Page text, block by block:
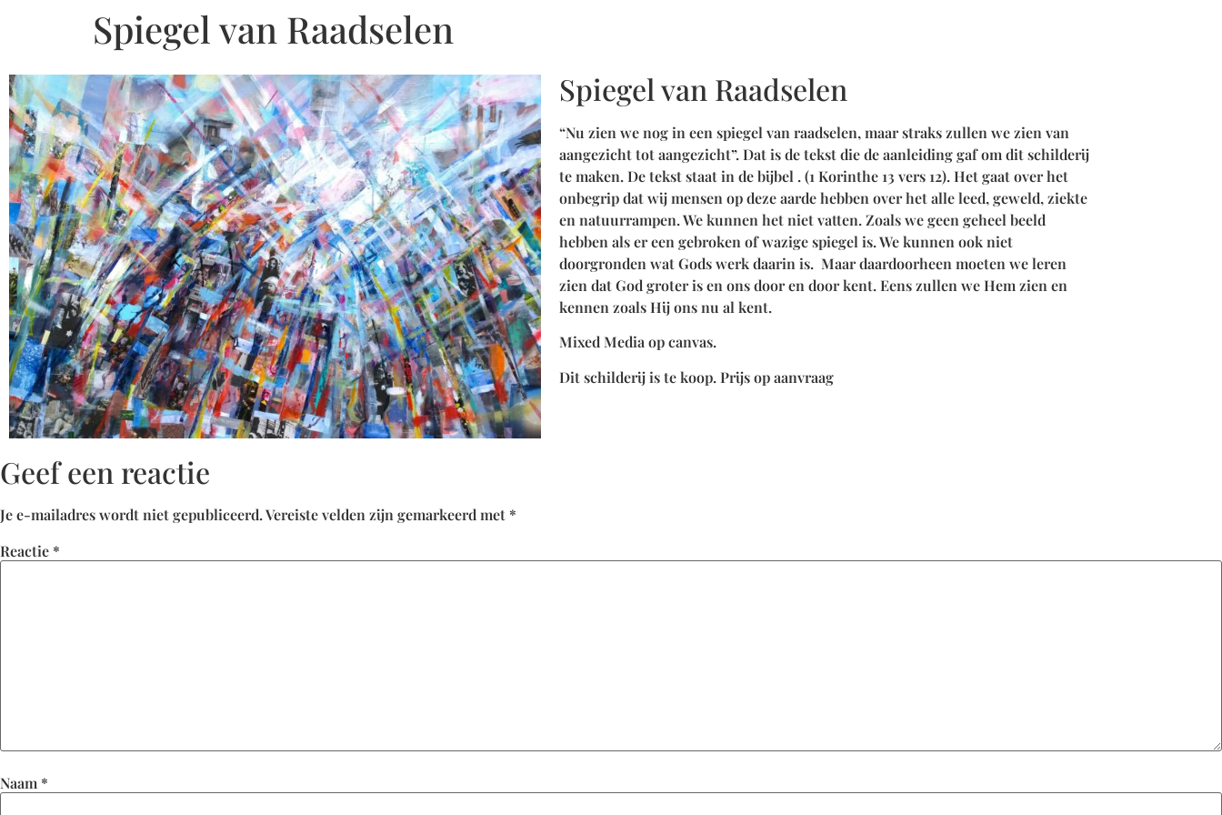
Spiegel van Raadselen
Spiegel van Raadselen
“Nu zien we nog in een spiegel van raadselen, maar straks zullen we zien van
aangezicht tot aangezicht”. Dat is de tekst die de aanleiding gaf om dit schilderij
te maken. De tekst staat in de bijbel . (1 Korinthe 13 vers 12). Het gaat over het
onbegrip dat wij mensen op deze aarde hebben over het alle leed, geweld, ziekte
en natuurrampen. We kunnen het niet vatten. Zoals we geen geheel beeld
hebben als er een gebroken of wazige spiegel is. We kunnen ook niet
doorgronden wat Gods werk daarin is. Maar daardoorheen moeten we leren
zien dat God groter is en ons door en door kent. Eens zullen we Hem zien en
kennen zoals Hij ons nu al kent.
Mixed Media op canvas.
Dit schilderij is te koop. Prijs op aanvraag
Geef een reactie
Je e-mailadres wordt niet gepubliceerd.Vereiste velden zijn gemarkeerd met *
Reactie *
Naam *